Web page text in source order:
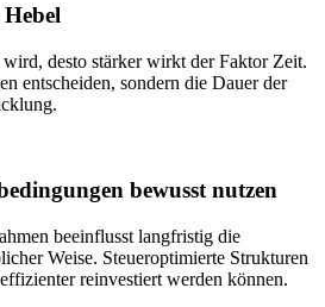
desto stärker wirkt der Faktor Zeit.
entscheiden, sondern die Dauer der
bewusst nutzen
beeinflusst langfristig die
Weise. Steueroptimierte Strukturen
reinvestiert werden können.